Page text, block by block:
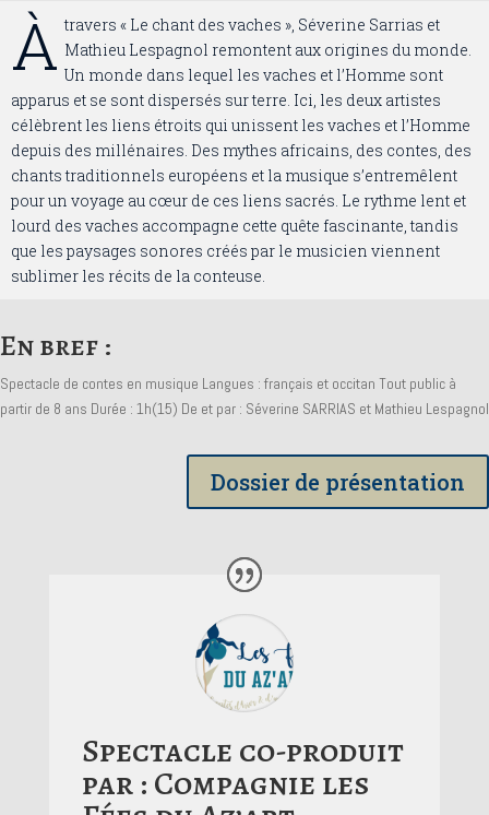
À travers « Le chant des vaches », Séverine Sarrias et
Mathieu Lespagnol remontent aux origines du monde.
Un monde dans lequel les vaches et l’Homme sont
apparus et se sont dispersés sur terre. Ici, les deux artistes
célèbrent les liens étroits qui unissent les vaches et l’Homme
depuis des millénaires. Des mythes africains, des contes, des
chants traditionnels européens et la musique s’entremêlent
pour un voyage au cœur de ces liens sacrés. Le rythme lent et
lourd des vaches accompagne cette quête fascinante, tandis
que les paysages sonores créés par le musicien viennent
sublimer les récits de la conteuse.
En bref :
Spectacle de contes en musique Langues : français et occitan Tout public à
partir de 8 ans Durée : 1h(15) De et par : Séverine SARRIAS et Mathieu Lespagnol
Dossier de présentation
Spectacle co-produit
par : Compagnie les